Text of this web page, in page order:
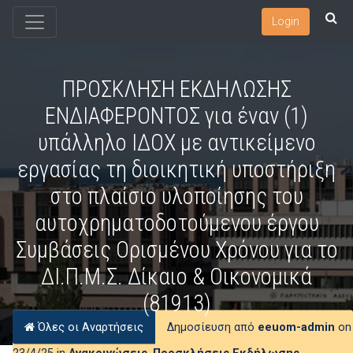
Login
ΠΡΟΣΚΛΗΣΗ ΕΚΔΗΛΩΣΗΣ
ΕΝΔΙΑΦΕΡΟΝΤΟΣ για έναν (1)
υπάλληλο ΙΔΟΧ με αντικείμενο
εργασίας τη διοικητική υποστήριξη
στο πλαίσιο υλοποίησης του
αυτοχρηματοδοτούμενου έργου
Συμβάσεις Ορισμένου Χρόνου για το
ΔΙ.Π.Μ.Σ. Δίκαιο & Οικονομικά
(81913)
Όλες οι Αναρτήσεις Δημοσίευση από eeuom-admin on